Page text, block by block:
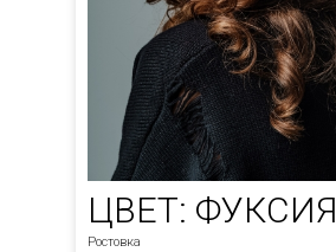
ЦВЕТ: ФУКСИЯ
Ростовка